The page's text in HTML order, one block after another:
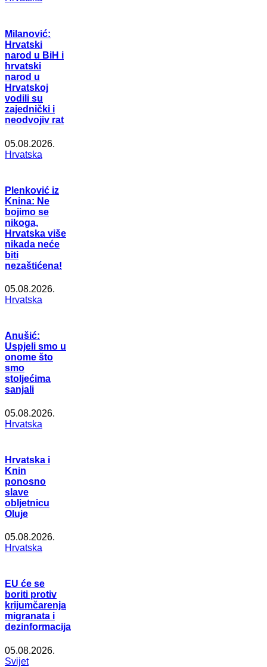
Milanović:
Hrvatski
narod u BiH i
hrvatski
narod u
Hrvatskoj
vodili su
zajednički i
neodvojiv rat
05.08.2026.
Hrvatska
Plenković iz
Knina: Ne
bojimo se
nikoga,
Hrvatska više
nikada neće
biti
nezaštićena!
05.08.2026.
Hrvatska
Anušić:
Uspjeli smo u
onome što
smo
stoljećima
sanjali
05.08.2026.
Hrvatska
Hrvatska i
Knin
ponosno
slave
obljetnicu
Oluje
05.08.2026.
Hrvatska
EU će se
boriti protiv
krijumčarenja
migranata i
dezinformacija
05.08.2026.
Svijet